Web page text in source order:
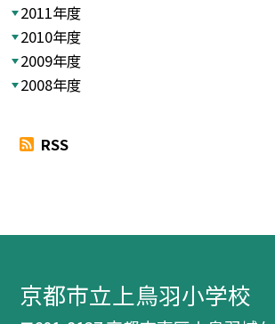
2011年度
2010年度
2009年度
2008年度
RSS
京都市立上鳥羽小学校